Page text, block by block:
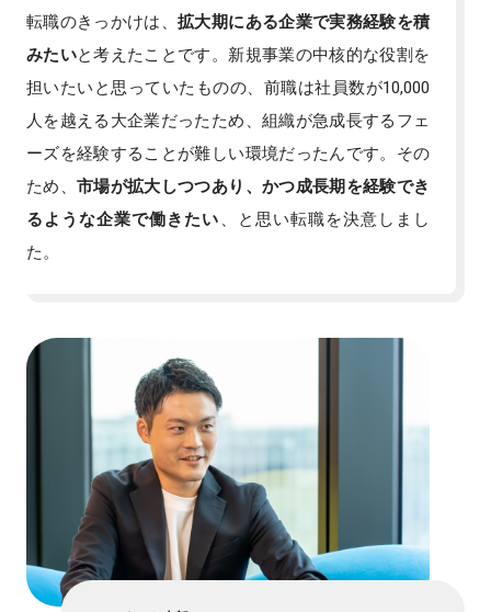
転職のきっかけは、拡大期にある企業で実務経験を積
みたいと考えたことです。新規事業の中核的な役割を
担いたいと思っていたものの、前職は社員数が10,000
人を越える大企業だったため、組織が急成長するフェ
ーズを経験することが難しい環境だったんです。その
ため、市場が拡大しつつあり、かつ成長期を経験でき
るような企業で働きたい、と思い転職を決意しまし
た。